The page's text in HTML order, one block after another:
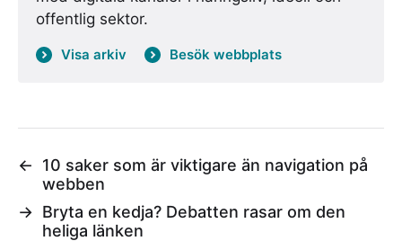
offentlig sektor.
Visa arkiv Besök webbplats
←
10 saker som är viktigare än navigation på
webben
→ Bryta en kedja? Debatten rasar om den
heliga länken